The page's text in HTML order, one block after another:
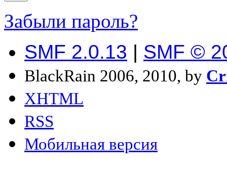
Забыли пароль?
SMF 2.0.13 | SMF ©
BlackRain 2006, 2010, by
XHTML
RSS
Мобильная версия